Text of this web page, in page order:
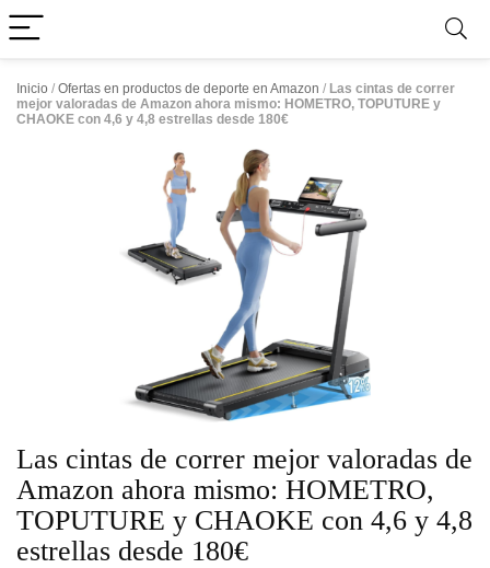
Inicio / Ofertas en productos de deporte en Amazon / Las cintas de correr
mejor valoradas de Amazon ahora mismo: HOMETRO, TOPUTURE y
CHAOKE con 4,6 y 4,8 estrellas desde 180€
Las cintas de correr mejor valoradas de
Amazon ahora mismo: HOMETRO,
TOPUTURE y CHAOKE con 4,6 y 4,8
estrellas desde 180€